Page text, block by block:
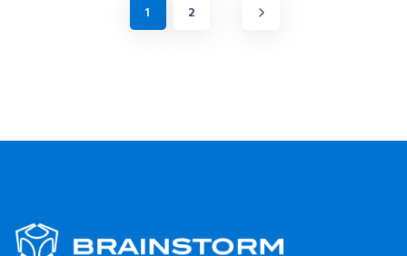
1 2